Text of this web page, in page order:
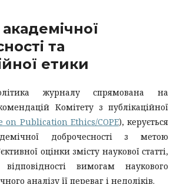
та
етики
журналу спрямована на
Комітету з публікаційної
on Publication Ethics/COPE), керується
доброчесності з метою
оцінки змісту наукової статті,
вимогам наукового
аналізу її переваг і недоліків.